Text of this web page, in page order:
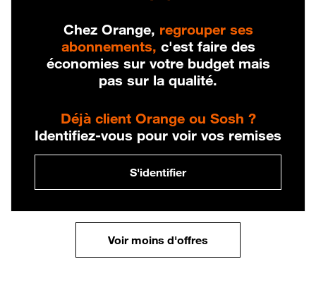
Chez Orange, regrouper ses
abonnements, c'est faire des
économies sur votre budget mais
pas sur la qualité.
Déjà client Orange ou Sosh ?
Identifiez-vous pour voir vos remises
S'identifier
Voir moins d'offres